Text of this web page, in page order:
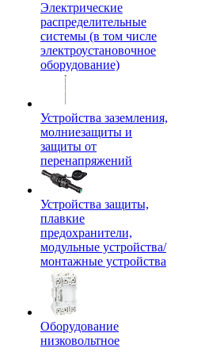
Электрические
распределительные
системы (в том числе
электроустановочное
оборудование)
Устройства заземления,
молниезащиты и
защиты от
перенапряжений
Устройства защиты,
плавкие
предохранители,
модульные устройства/
монтажные устройства
Оборудование
низковольтное